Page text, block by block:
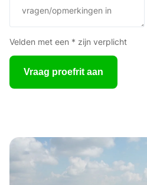
Velden met een * zijn verplicht
Vraag proefrit aan